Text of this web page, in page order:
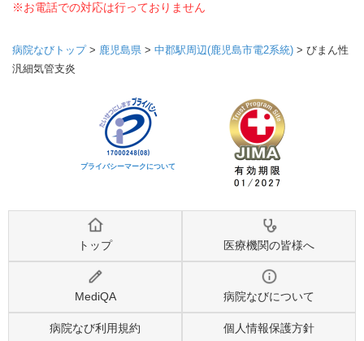
※お電話での対応は行っておりません
病院なびトップ> 鹿児島県 > 中郡駅周辺(鹿児島市電2系統) > びまん性
汎細気管支炎
プライバシーマークについて
トップ 医療機関の皆様へ
MediQA 病院なびについて
病院なび利用規約 個人情報保護方針